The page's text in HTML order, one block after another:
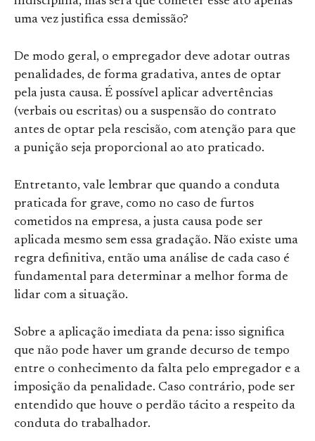
uma vez justifica essa demissão?
De modo geral, o empregador deve adotar outras
penalidades, de forma gradativa, antes de optar
pela justa causa. É possível aplicar advertências
(verbais ou escritas) ou a suspensão do contrato
antes de optar pela rescisão, com atenção para que
a punição seja proporcional ao ato praticado.
Entretanto, vale lembrar que quando a conduta
praticada for grave, como no caso de furtos
cometidos na empresa, a justa causa pode ser
aplicada mesmo sem essa gradação. Não existe uma
regra definitiva, então uma análise de cada caso é
fundamental para determinar a melhor forma de
lidar com a situação.
Sobre a aplicação imediata da pena: isso significa
que não pode haver um grande decurso de tempo
entre o conhecimento da falta pelo empregador e a
imposição da penalidade. Caso contrário, pode ser
entendido que houve o perdão tácito a respeito da
conduta do trabalhador.